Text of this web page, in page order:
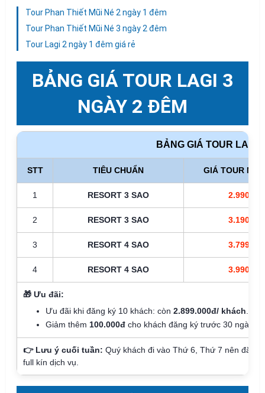
Tour Phan Thiết Mũi Né 2 ngày 1 đêm
Tour Phan Thiết Mũi Né 3 ngày 2 đêm
Tour Lagi 2 ngày 1 đêm giá rẻ
BẢNG GIÁ TOUR LAGI 3
NGÀY 2 ĐÊM
BẢNG GIÁ TOUR LAGI
STT TIÊU CHUẨN GIÁ TOUR
1 RESORT 3 SAO
2 RESORT 3 SAO
3 RESORT 4 SAO
4 RESORT 4 SAO
🎁 Ưu đãi:
Ưu đãi khi đăng ký 10 khách: còn 2.899.000đ/ khách
Giảm thêm 100.000đ cho khách đăng ký trước 30 ngày
👉 Lưu ý cuối tuần: Quý khách đi vào Thứ 6, Thứ 7 nên
full kín dịch vụ.